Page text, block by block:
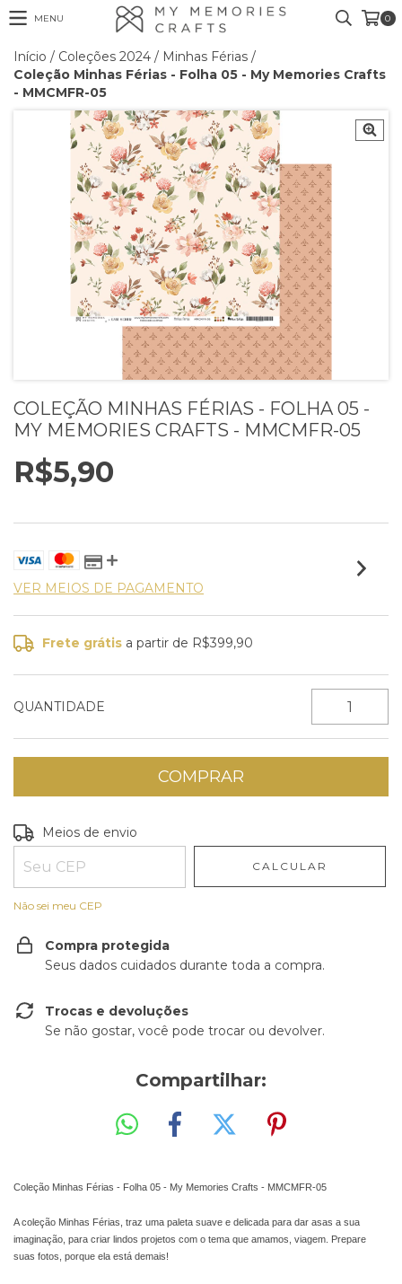
MENU 0
Início / Coleções 2024 / Minhas Férias /
Coleção Minhas Férias - Folha 05 - My Memories Crafts
- MMCMFR-05
COLEÇÃO MINHAS FÉRIAS - FOLHA 05 -
MY MEMORIES CRAFTS - MMCMFR-05
R$5,90
VER MEIOS DE PAGAMENTO
Frete grátis a partir de R$399,90
QUANTIDADE
Entregas para o CEP:
Meios de envio
CALCULAR
Não sei meu CEP
Compra protegida
Seus dados cuidados durante toda a compra.
Trocas e devoluções
Se não gostar, você pode trocar ou devolver.
Compartilhar:
Coleção Minhas Férias - Folha 05 - My Memories Crafts - MMCMFR-05
A coleção Minhas Férias, traz uma paleta suave e delicada para dar asas a sua
imaginação, para criar lindos projetos com o tema que amamos, viagem. Prepare
suas fotos, porque ela está demais!